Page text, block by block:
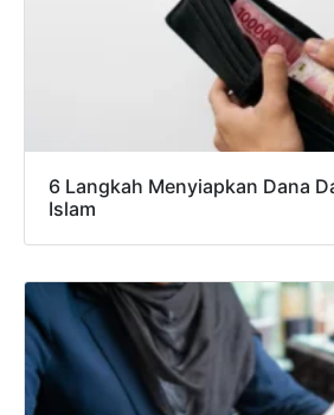
6 Langkah Menyiapkan Dana
Islam